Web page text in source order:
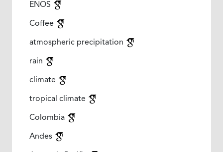
ENOS
Coffee
atmospheric precipitation
rain
climate
tropical climate
Colombia
Andes